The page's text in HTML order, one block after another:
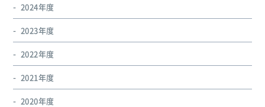
2024年度
2023年度
2022年度
2021年度
2020年度